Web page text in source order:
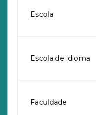
Escola
Escola de idioma
Faculdade